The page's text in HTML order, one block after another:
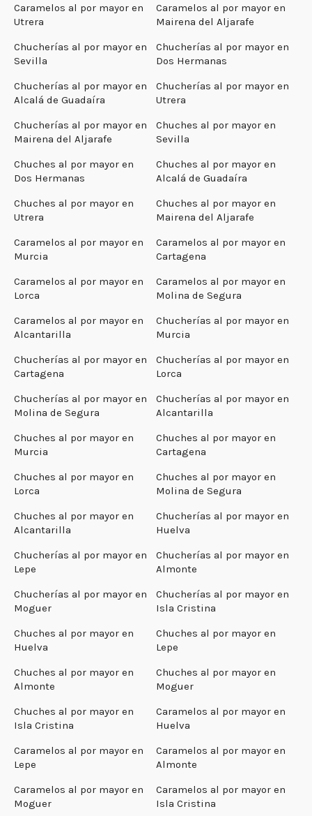
Caramelos al por mayor en
Utrera
Caramelos al por mayor en
Mairena del Aljarafe
Chucherías al por mayor en
Sevilla
Chucherías al por mayor en
Dos Hermanas
Chucherías al por mayor en
Alcalá de Guadaíra
Chucherías al por mayor en
Utrera
Chucherías al por mayor en
Mairena del Aljarafe
Chuches al por mayor en
Sevilla
Chuches al por mayor en
Dos Hermanas
Chuches al por mayor en
Alcalá de Guadaíra
Chuches al por mayor en
Utrera
Chuches al por mayor en
Mairena del Aljarafe
Caramelos al por mayor en
Murcia
Caramelos al por mayor en
Cartagena
Caramelos al por mayor en
Lorca
Caramelos al por mayor en
Molina de Segura
Caramelos al por mayor en
Alcantarilla
Chucherías al por mayor en
Murcia
Chucherías al por mayor en
Cartagena
Chucherías al por mayor en
Lorca
Chucherías al por mayor en
Molina de Segura
Chucherías al por mayor en
Alcantarilla
Chuches al por mayor en
Murcia
Chuches al por mayor en
Cartagena
Chuches al por mayor en
Lorca
Chuches al por mayor en
Molina de Segura
Chuches al por mayor en
Alcantarilla
Chucherías al por mayor en
Huelva
Chucherías al por mayor en
Lepe
Chucherías al por mayor en
Almonte
Chucherías al por mayor en
Moguer
Chucherías al por mayor en
Isla Cristina
Chuches al por mayor en
Huelva
Chuches al por mayor en
Lepe
Chuches al por mayor en
Almonte
Chuches al por mayor en
Moguer
Chuches al por mayor en
Isla Cristina
Caramelos al por mayor en
Huelva
Caramelos al por mayor en
Lepe
Caramelos al por mayor en
Almonte
Caramelos al por mayor en
Moguer
Caramelos al por mayor en
Isla Cristina